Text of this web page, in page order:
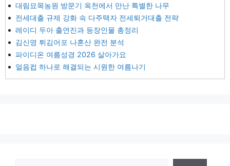
대림묘목농원 방문기 옥천에서 만난 특별한 나무
전세대출 규제 강화 속 다주택자 전세퇴거대출 전략
레이디 두아 출연진과 등장인물 총정리
김신영 튀김어포 나혼산 완전 분석
파이디온 여름성경 2026 살아가요
얼음컵 하나로 해결되는 시원한 여름나기